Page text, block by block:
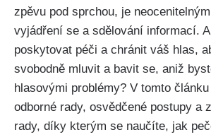
zpěvu pod sprchou, je
vyjádření se a​ sdělování informací.
poskytovat péči a chránit váš hlas,
svobodně mluvit ‍a bavit se, aniž
hlasovými problémy? V tomto‍
odborné rady, osvědčené postupy a
rady, díky ​kterým se naučíte, jak